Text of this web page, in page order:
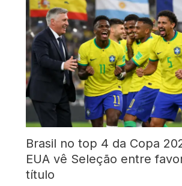
Brasil no top 4 da Copa
EUA vê Seleção entre
título